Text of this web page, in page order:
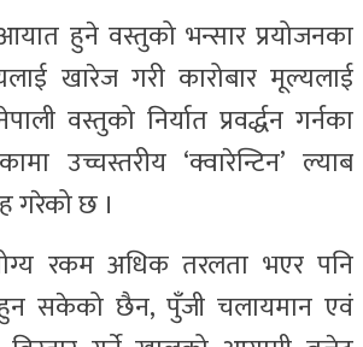
हुने वस्तुको भन्सार प्रयोजनका
खारेज गरी कारोबार मूल्यलाई
वस्तुको निर्यात प्रवर्द्धन गर्नका
उच्चस्तरीय ‘क्वारेन्टिन’ ल्याब
गरेको छ ।
रकम अधिक तरलता भएर पनि
सकेको छैन, पुँजी चलायमान एवं